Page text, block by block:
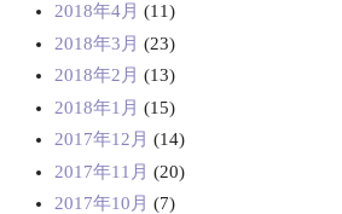
2018年4月 (11)
2018年3月 (23)
2018年2月 (13)
2018年1月 (15)
2017年12月 (14)
2017年11月 (20)
2017年10月 (7)